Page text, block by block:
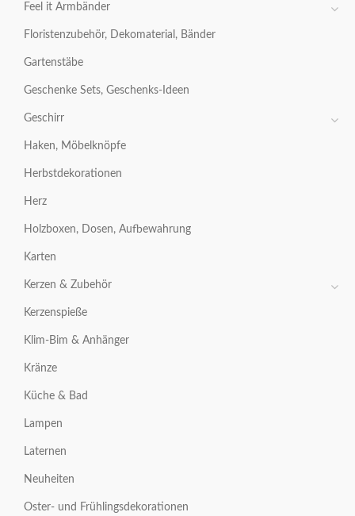
Feel it Armbänder
Floristenzubehör, Dekomaterial, Bänder
Gartenstäbe
Geschenke Sets, Geschenks-Ideen
Geschirr
Haken, Möbelknöpfe
Herbstdekorationen
Herz
Holzboxen, Dosen, Aufbewahrung
Karten
Kerzen & Zubehör
Kerzenspieße
Klim-Bim & Anhänger
Kränze
Küche & Bad
Lampen
Laternen
Neuheiten
Oster- und Frühlingsdekorationen